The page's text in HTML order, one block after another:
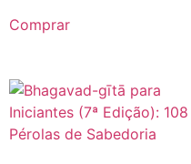
Comprar